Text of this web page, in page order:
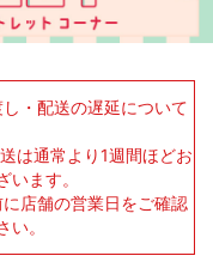
・配送の遅延について
は通常より1週間ほどお
ます。
店舗の営業日をご確認
。